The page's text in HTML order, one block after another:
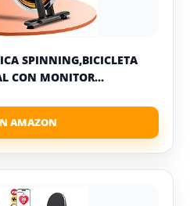
SPINNING,BICICLETA
CON MONITOR...